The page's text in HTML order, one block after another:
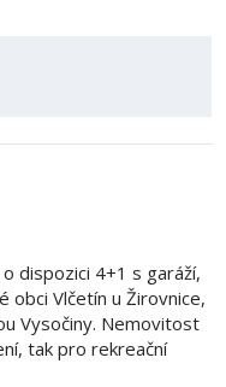
dispozici 4+1 s garáží,
obci Vlčetín u Žirovnice,
Vysočiny. Nemovitost
tak pro rekreační